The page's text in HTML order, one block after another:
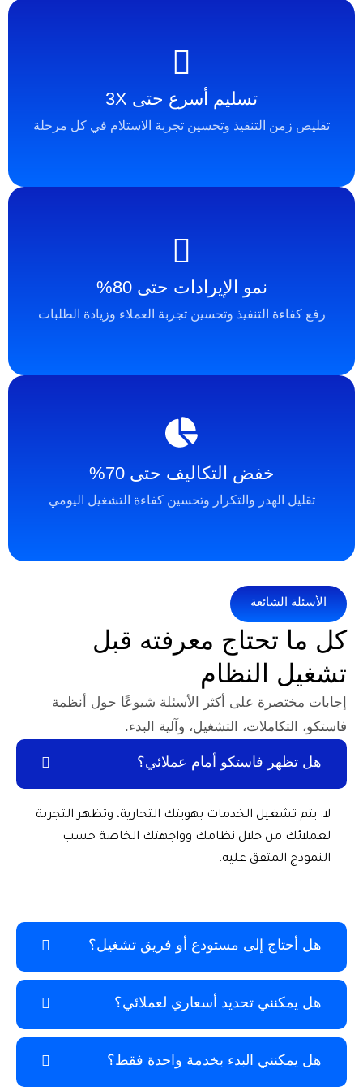
تسليم أسرع حتى 3X
التنفيذ وتحسين تجربة الاستلام في كل مرحلة
نمو الإيرادات حتى 80%
التنفيذ وتحسين تجربة العملاء وزيادة الطلبات
خفض التكاليف حتى 70%
والتكرار وتحسين كفاءة التشغيل اليومي
معرفته قبل
على أكثر الأسئلة شيوعًا حول أنظمة
التشغيل، وآلية البدء.
فاستكو أمام عملائي؟
الخدمات بهويتك التجارية، وتظهر التجربة
خلال نظامك وواجهتك الخاصة حسب
عليه.
إلى مستودع أو فريق تشغيل؟
تحديد أسعاري لعملائي؟
البدء بخدمة واحدة فقط؟